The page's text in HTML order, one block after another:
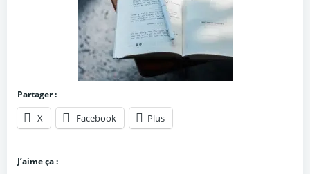
Partager :
X Facebook Plus
J’aime ça :